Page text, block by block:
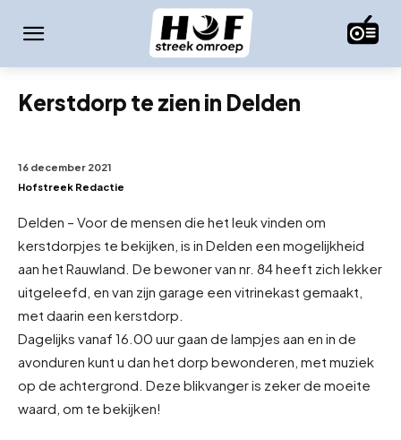
Kerstdorp te zien in Delden
16 december 2021
Hofstreek Redactie
Delden – Voor de mensen die het leuk vinden om
kerstdorpjes te bekijken, is in Delden een mogelijkheid
aan het Rauwland. De bewoner van nr. 84 heeft zich lekker
uitgeleefd, en van zijn garage een vitrinekast gemaakt,
met daarin een kerstdorp.
Dagelijks vanaf 16.00 uur gaan de lampjes aan en in de
avonduren kunt u dan het dorp bewonderen, met muziek
op de achtergrond. Deze blikvanger is zeker de moeite
waard, om te bekijken!